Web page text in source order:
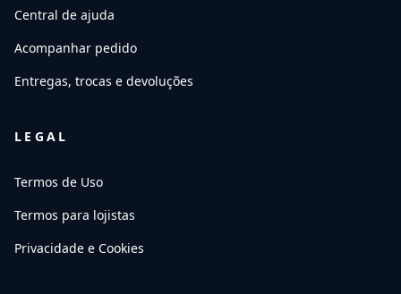
Central de ajuda
Acompanhar pedido
Entregas, trocas e devoluções
LEGAL
Termos de Uso
Termos para lojistas
Privacidade e Cookies